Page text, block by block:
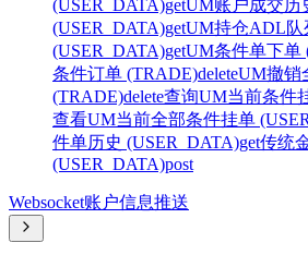
(USER_DATA)getUM账户成交历
(USER_DATA)getUM持仓ADL队
(USER_DATA)getUM条件单下单
条件订单 (TRADE)deleteUM撤销
(TRADE)delete查询UM当前条件
查看UM当前全部条件挂单
件单历史 (USER_DATA)get传统
(USER_DATA)post
Websocket账户信息推送